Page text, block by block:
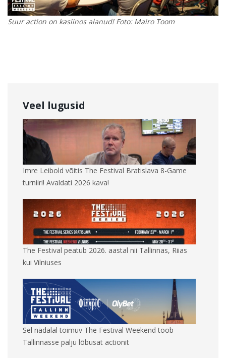
Suur action on kasiinos alanud! Foto: Mairo Toom
Veel lugusid
Imre Leibold võitis The Festival Bratislava 8-Game
turniiri! Avaldati 2026 kava!
The Festival peatub 2026. aastal nii Tallinnas, Riias
kui Vilniuses
Sel nädalal toimuv The Festival Weekend toob
Tallinnasse palju lõbusat actionit